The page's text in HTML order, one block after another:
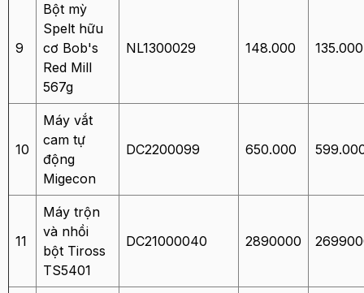
9
Bột mỳ
Spelt hữu
cơ Bob's
Red Mill
567g
NL1300029 148.000 135.000
10
Máy vắt
cam tự
động
Migecon
DC2200099 650.000
11
Máy trộn
và nhồi
bột Tiross
TS5401
DC21000040 2890000